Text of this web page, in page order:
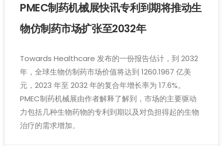
PMEC制药机械展快讯专利到期将推动生
物仿制药市场扩张至2032年
Towards Healthcare 发布的一份报告估计，到 2032
年，全球生物仿制药市场价值将达到 1260.1967 亿美
元，2023 年至 2032 年的复合年增长率为 17.6%。
PMEC制药机械展由作者解释了解到，市场的主要驱动
力包括几种生物药物的专利到期以及对负担得起的生物
治疗的需求增加。